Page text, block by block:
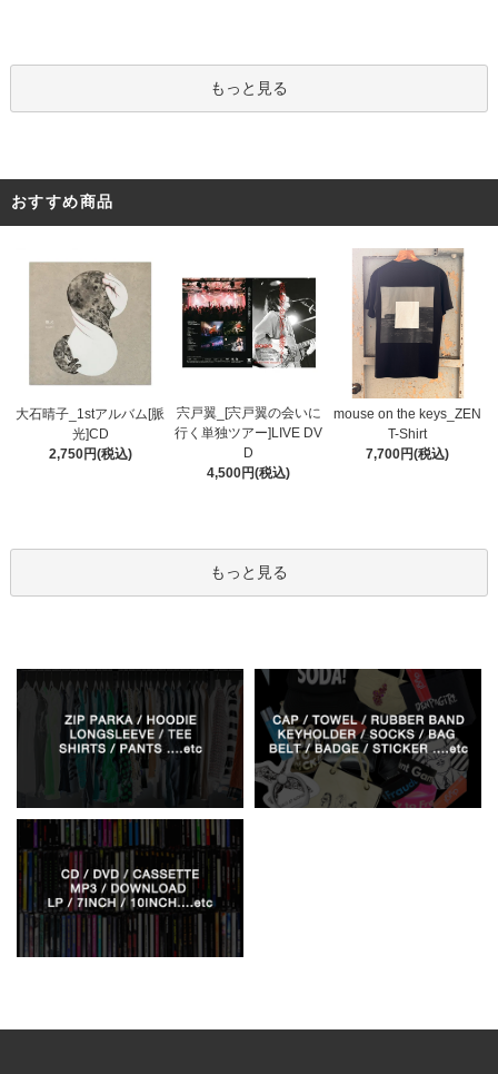
もっと見る
おすすめ商品
大石晴子_1stアルバム[脈
光]CD
2,750円(税込)
宍戸翼_[宍戸翼の会いに
行く単独ツアー]LIVE DV
D
4,500円(税込)
mouse on the keys_ZEN
T-Shirt
7,700円(税込)
もっと見る